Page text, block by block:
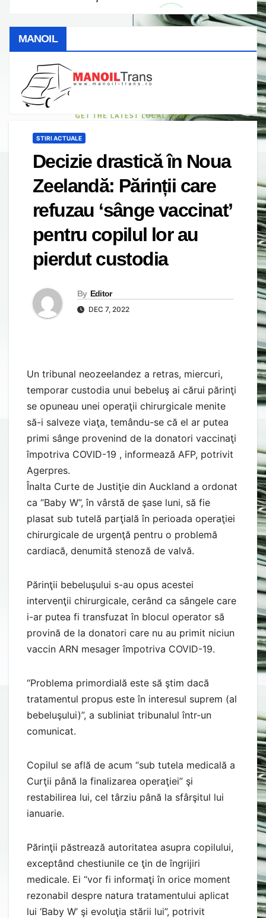
MANOIL
STIRI ACTUALE
Decizie drastică în Noua
Zeelandă: Părinții care
refuzau ‘sânge vaccinat’
pentru copilul lor au
pierdut custodia
By Editor
DEC 7, 2022
Un tribunal neozeelandez a retras, miercuri,
temporar custodia unui bebeluş ai cărui părinţi
se opuneau unei operaţii chirurgicale menite
să-i salveze viaţa, temându-se că el ar putea
primi sânge provenind de la donatori vaccinaţi
împotriva COVID-19 , informează AFP, potrivit
Agerpres.
Înalta Curte de Justiţie din Auckland a ordonat
ca “Baby W”, în vârstă de şase luni, să fie
plasat sub tutelă parţială în perioada operaţiei
chirurgicale de urgenţă pentru o problemă
cardiacă, denumită stenoză de valvă.
Părinţii bebeluşului s-au opus acestei
intervenţii chirurgicale, cerând ca sângele care
i-ar putea fi transfuzat în blocul operator să
provină de la donatori care nu au primit niciun
vaccin ARN mesager împotriva COVID-19.
“Problema primordială este să ştim dacă
tratamentul propus este în interesul suprem (al
bebeluşului)”, a subliniat tribunalul într-un
comunicat.
Copilul se află de acum “sub tutela medicală a
Curţii până la finalizarea operaţiei” şi
restabilirea lui, cel târziu până la sfârşitul lui
ianuarie.
Părinţii păstrează autoritatea asupra copilului,
exceptând chestiunile ce ţin de îngrijiri
medicale. Ei “vor fi informaţi în orice moment
rezonabil despre natura tratamentului aplicat
lui ‘Baby W’ şi evoluţia stării lui”, potrivit